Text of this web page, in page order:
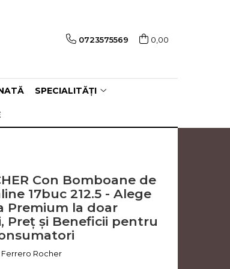
0723575569 0,00
SPECIALITĂȚI
Con Bomboane de
17buc 212.5 - Alege
Premium la doar
Preț și Beneficii pentru
Ferrero Rocher